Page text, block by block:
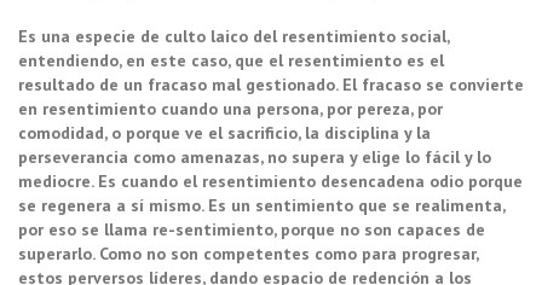
Es una especie de culto laico del resentimiento social,
entendiendo, en este caso, que el resentimiento es el
resultado de un fracaso mal gestionado. El fracaso se convierte
en resentimiento cuando una persona, por pereza, por
comodidad, o porque ve el sacrificio, la disciplina y la
perseverancia como amenazas, no supera y elige lo fácil y lo
mediocre. Es cuando el resentimiento desencadena odio porque
se regenera a sí mismo. Es un sentimiento que se realimenta,
por eso se llama re-sentimiento, porque no son capaces de
superarlo. Como no son competentes como para progresar,
estos perversos líderes, dando espacio de redención a los